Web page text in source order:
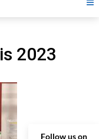
2023
Follow us on